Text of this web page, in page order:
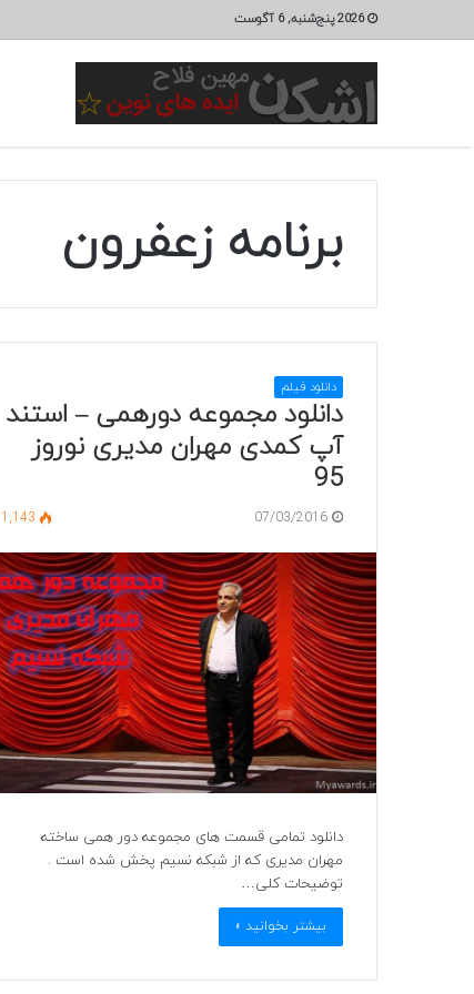
2026 پنج‌شنبه, 6 آگوست
برنامه زعفرون
دانلود فیلم
دانلود مجموعه دورهمی – استند
آپ کمدی مهران مدیری نوروز
95
07/03/2016
1,143
دانلود تمامی قسمت های مجموعه دور همی ساخته
مهران مدیری که از شبکه نسیم پخش شده است .
توضیحات کلی…
بیشتر بخوانید »